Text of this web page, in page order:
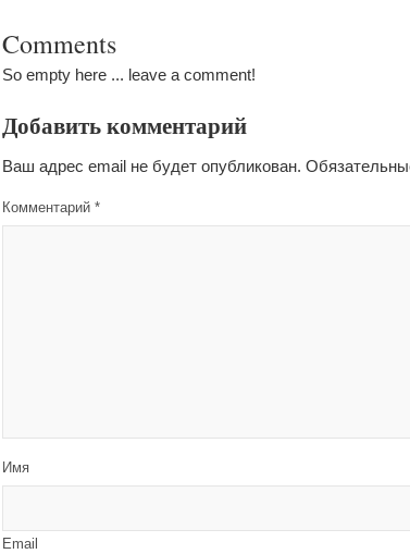
Comments
So empty here ... leave a comment!
Добавить комментарий
Ваш адрес email не будет опубликован.
Комментарий *
Имя
Email